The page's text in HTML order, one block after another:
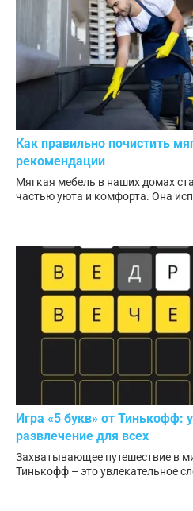
Как правильно почистить
рекомендации
Мягкая мебель в наших домах
частью уюта и комфорта. Она
Игра «5 букв» от Тинькофф:
развлечение для всех
Захватывающее путешествие в
Тинькофф – это увлекательное